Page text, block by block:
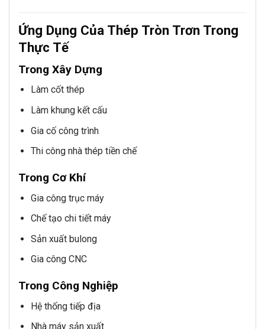
Ứng Dụng Của Thép Tròn Trơn Trong
Thực Tế
Trong Xây Dựng
Làm cốt thép
Làm khung kết cấu
Gia cố công trình
Thi công nhà thép tiền chế
Trong Cơ Khí
Gia công trục máy
Chế tạo chi tiết máy
Sản xuất bulong
Gia công CNC
Trong Công Nghiệp
Hệ thống tiếp địa
Nhà máy sản xuất